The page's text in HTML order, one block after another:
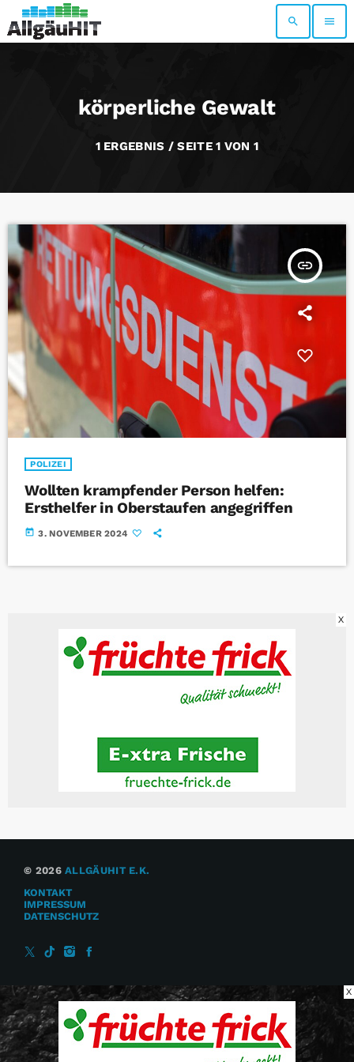
search menu
körperliche Gewalt
1 ERGEBNIS / SEITE 1 VON 1
insert_link
POLIZEI
Wollten krampfender Person helfen:
Ersthelfer in Oberstaufen angegriffen
today 3. NOVEMBER 2024
X
© 2026ALLGÄUHIT E.K.
KONTAKT
IMPRESSUM
DATENSCHUTZ
X